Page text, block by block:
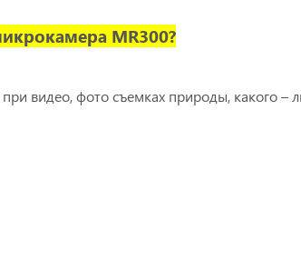
MR300?
видео, фото съемках природы, какого –